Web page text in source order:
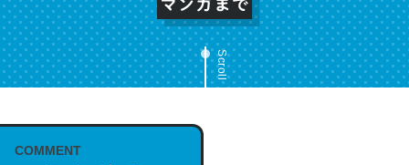
Scroll
COMMENT